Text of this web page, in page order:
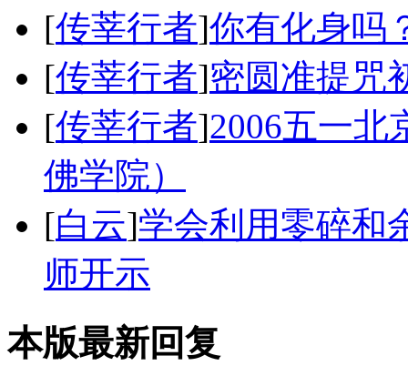
[传莘行者]你有化身吗
[传莘行者]密圆准提咒
[传莘行者]2006五一北
佛学院）
[白云]学会利用零碎和
师开示
本版最新回复